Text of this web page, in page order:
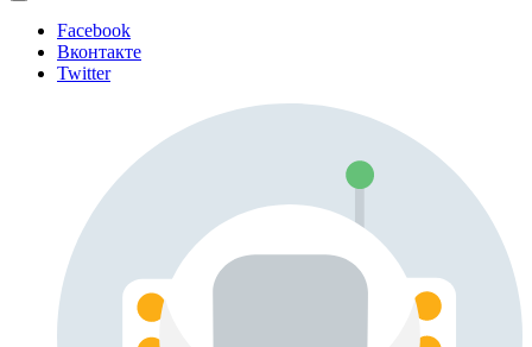
Facebook
Вконтакте
Twitter